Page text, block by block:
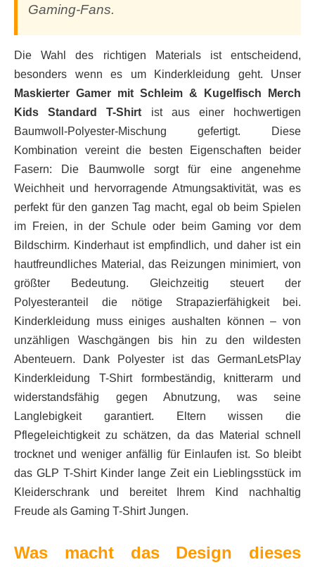
Gaming-Fans.
Die Wahl des richtigen Materials ist entscheidend,
besonders wenn es um Kinderkleidung geht. Unser
Maskierter Gamer mit Schleim & Kugelfisch Merch
Kids Standard T-Shirt ist aus einer hochwertigen
Baumwoll-Polyester-Mischung gefertigt. Diese
Kombination vereint die besten Eigenschaften beider
Fasern: Die Baumwolle sorgt für eine angenehme
Weichheit und hervorragende Atmungsaktivität, was es
perfekt für den ganzen Tag macht, egal ob beim Spielen
im Freien, in der Schule oder beim Gaming vor dem
Bildschirm. Kinderhaut ist empfindlich, und daher ist ein
hautfreundliches Material, das Reizungen minimiert, von
größter Bedeutung. Gleichzeitig steuert der
Polyesteranteil die nötige Strapazierfähigkeit bei.
Kinderkleidung muss einiges aushalten können – von
unzähligen Waschgängen bis hin zu den wildesten
Abenteuern. Dank Polyester ist das GermanLetsPlay
Kinderkleidung T-Shirt formbeständig, knitterarm und
widerstandsfähig gegen Abnutzung, was seine
Langlebigkeit garantiert. Eltern wissen die
Pflegeleichtigkeit zu schätzen, da das Material schnell
trocknet und weniger anfällig für Einlaufen ist. So bleibt
das GLP T-Shirt Kinder lange Zeit ein Lieblingsstück im
Kleiderschrank und bereitet Ihrem Kind nachhaltig
Freude als Gaming T-Shirt Jungen.
Was macht das Design dieses